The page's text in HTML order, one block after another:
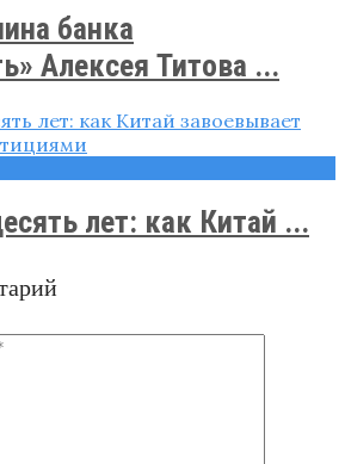
банка
Алексея Титова ...
лет: как Китай ...